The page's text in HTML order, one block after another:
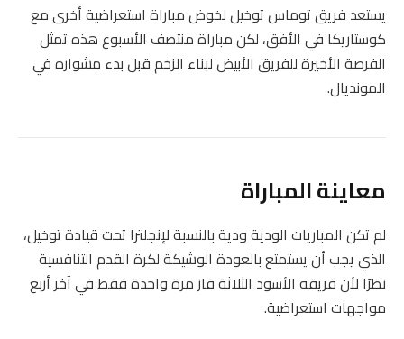
يستعد فريق توماس توخيل لخوض مباراة استعراضية أخرى مع
كوستاريكا في الأفق، لكن مباراة منتصف الأسبوع هذه تمثل
الفرصة الأخيرة للفريق الأبيض لبناء الزخم قبل بدء مشواره في
المونديال.
معاينة المباراة
لم تكن المباريات الودية ودية بالنسبة لإنجلترا تحت قيادة توخيل،
الذي يجب أن يستمتع بالعودة الوشيكة لكرة القدم التنافسية
نظرًا لأن فريقه الأسود الثلاثة فاز مرة واحدة فقط في آخر أربع
مواجهات استعراضية.